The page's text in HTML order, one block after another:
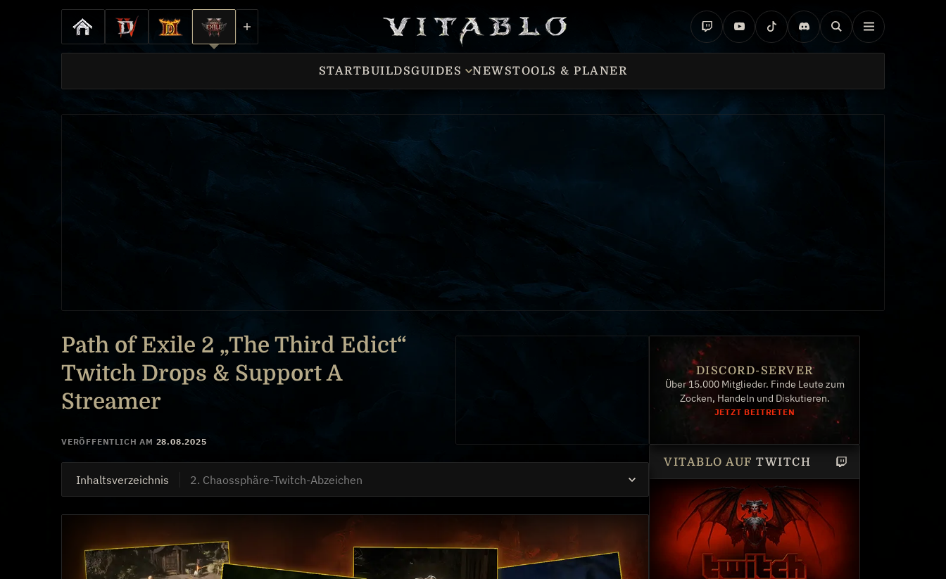
STARTBUILDSGUIDES NEWSTOOLS & PLANER
Path of Exile 2 „The Third Edict“
Twitch Drops & Support A
Streamer
VERÖFFENTLICH AM 28.08.2025
Inhaltsverzeichnis 2. Chaossphäre-Twitch-Abzeichen
DISCORD-SERVER
Über 15.000 Mitglieder. Finde Leute zum
Zocken, Handeln und Diskutieren.
JETZT BEITRETEN
VITABLO AUF TWITCH